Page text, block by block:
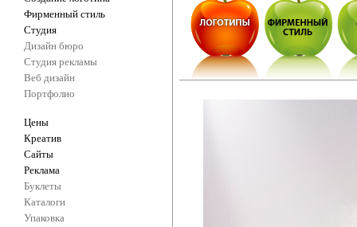
Фирменный стиль
Студия
Дизайн бюро
Студия рекламы
Веб дизайн
Портфолио
Цены
Креатив
Сайты
Реклама
Буклеты
Каталоги
Упаковка